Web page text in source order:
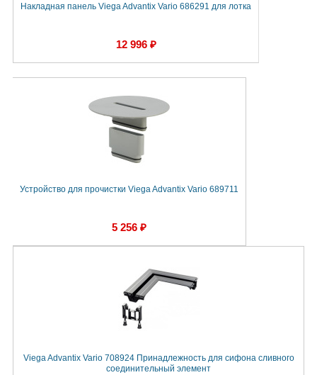
Накладная панель Viega Advantix Vario 686291 для лотка
12 996 ₽
Устройство для прочистки Viega Advantix Vario 689711
5 256 ₽
Viega Advantix Vario 708924 Принадлежность для сифона сливного
соединительный элемент